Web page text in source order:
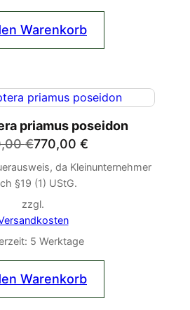
Warenkorb
priamus poseidon
€Ursprünglicher
Preis
war:
780,00 €
770,00 €
Aktueller
Preis
ist:
770,00 €.
da Kleinunternehmer
§19 (1) UStG.
zzgl.
5 Werktage
Warenkorb